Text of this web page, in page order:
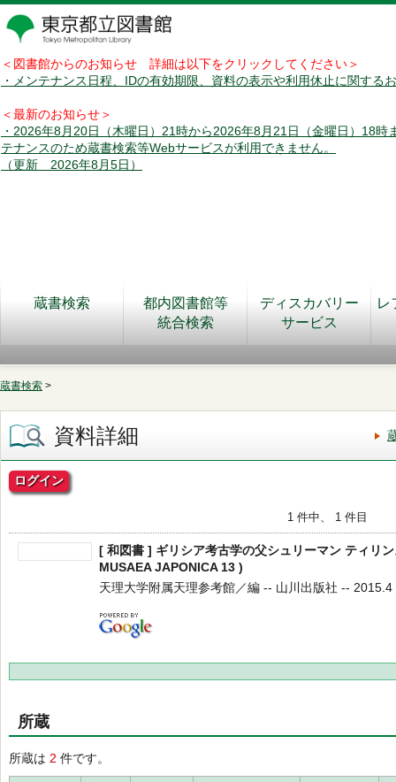
＜図書館からのお知らせ 詳細は以下をクリックしてください＞
・メンテナンス日程、IDの有効期限、資料の表示や利用休止に関する
＜最新のお知らせ＞
・2026年8月20日（木曜日）21時から2026年8月21日（金曜日）18時
テナンスのため蔵書検索等Webサービスが利用できません。
（更新 2026年8月5日）
蔵書検索
都内図書館等
統合検索
ディスカバリー
サービス
レ
蔵書検索 >
資料詳細
ログイン
1 件中、 1 件目
[ 和図書 ] ギリシア考古学の父シュリーマン ティリ
MUSAEA JAPONICA 13 )
天理大学附属天理参考館／編 -- 山川出版社 -- 2015.4
所蔵
所蔵は 2 件です。